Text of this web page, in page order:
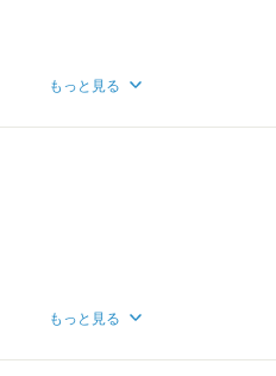
もっと見る
もっと見る